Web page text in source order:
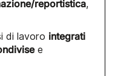
reportistica,
di lavoro integrati
e